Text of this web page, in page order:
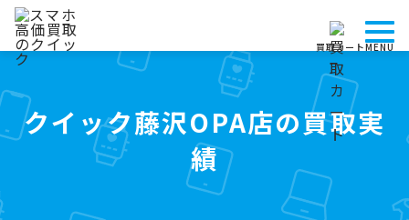
買取カートMENU
クイック藤沢OPA店の買取実
績